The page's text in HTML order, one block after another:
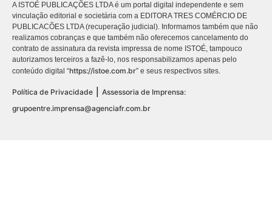
A ISTOÉ PUBLICAÇÕES LTDA é um portal digital independente e sem
vinculação editorial e societária com a EDITORA TRES COMÉRCIO DE
PUBLICACÕES LTDA (recuperação judicial). Informamos também que não
realizamos cobranças e que também não oferecemos cancelamento do
contrato de assinatura da revista impressa de nome ISTOÉ, tampouco
autorizamos terceiros a fazê-lo, nos responsabilizamos apenas pelo
conteúdo digital “https://istoe.com.br” e seus respectivos sites.
Política de Privacidade
Assessoria de Imprensa:
grupoentre.imprensa@agenciafr.com.br